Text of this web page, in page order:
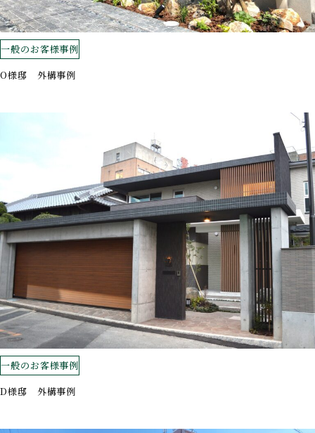
一般のお客様事例
O様邸 外構事例
一般のお客様事例
D様邸 外構事例